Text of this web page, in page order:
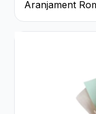
Aranjament
Roșii și